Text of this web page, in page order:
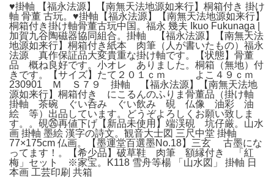
♥掛軸 【福永法源】【南無天法地源如来行】桐箱付き 掛け
軸 骨董 古玩。♥掛軸【福永法源】【南無天法地源如来行】
桐箱付き掛け軸骨董古玩中国。福永 幾夫 Ikuo Fukunaga |
加賀九谷陶磁器協同組合。掛軸 【福永法源】【南無天法
地源如来行】桐箱付き紙本 肉筆（人が書いたもの）福永
法源 真作保証品大変貴重な掛け軸です。【状態】骨董
品 概ね良好です。小オレ ありました。桐箱（無地）付
きです。【サイズ】たて２０１ｃｍ よこ４９ｃｍ
230901 Ｍ Ｓ７９ 掛軸 【福永法源】【南無天法地
源如来行】桐箱付き にこるんのふりま骨董品（掛け軸
掛軸 茶碗 ぐい呑み ぐい飲み 硯 仏像 油彩 油
絵 等）出品しています。どうぞよろしくお願い致しま
す。。硯㉖再値下げ【新品未使用】端渓硯 坑仔厳。山水
画 掛軸 墨絵 漢字の詩文。観音大士図 三尺中堂 掛軸
77×175cm 仏画。【墨運堂百選墨No.18】三玄 古墨にな
ってます！。【希少品】破草鞋 肉筆 額縁付き 「紅
梅」セット ※家宝。K118 雪舟等楊 「山水図」 掛軸 日
本画 工芸印刷 共箱